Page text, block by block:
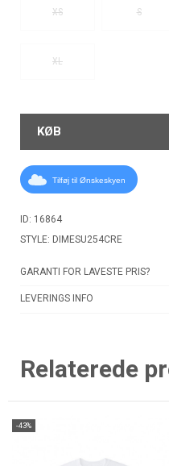
XS S
XL
KØB
Tilføj til Ønskeskyen
ID: 16864
STYLE: DIMESU254CRE
GARANTI FOR LAVESTE PRIS?
LEVERINGS INFO
Relaterede
-43%